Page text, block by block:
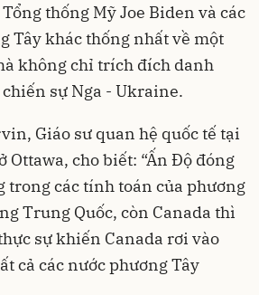
thống Mỹ Joe Biden và các
Tây khác thống nhất về một
không chỉ trích đích danh
sự Nga - Ukraine.
Giáo sư quan hệ quốc tế tại
Ottawa, cho biết: “Ấn Độ đóng
trong các tính toán của phương
Trung Quốc, còn Canada thì
sự khiến Canada rơi vào
cả các nước phương Tây